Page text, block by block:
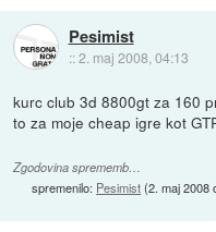
Pesimist
::2. maj 2008, 04:13
kurc club 3d 8800gt za 160
to za moje cheap igre kot
Zgodovina sprememb…
spremenilo: Pesimist(2. maj 2008